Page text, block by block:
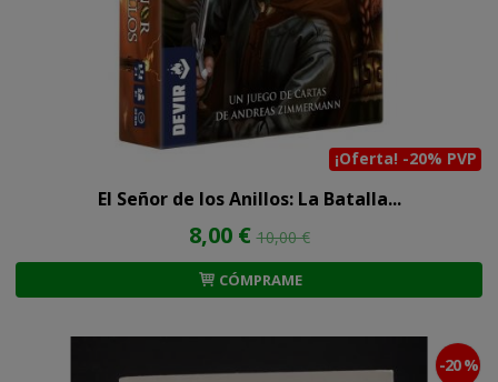
¡Oferta! -20% PVP
El Señor de los Anillos: La Batalla...
8,00 €10,00 €
CÓMPRAME
-20 %